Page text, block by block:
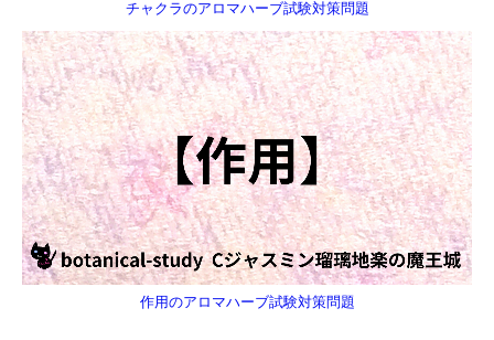
チャクラのアロマハーブ試験対策問題
作用のアロマハーブ試験対策問題